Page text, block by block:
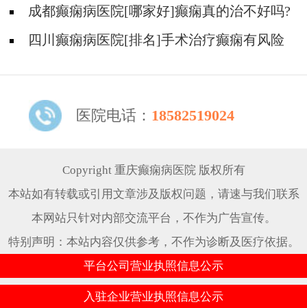
问题?成都癫痫病医院[哪家好]癫痫真的治不好吗?
四川癫痫病医院[排名]手术治疗癫痫有风险
医院电话： 18582519024
Copyright 重庆癫痫病医院 版权所有
本站如有转载或引用文章涉及版权问题，请速与我们联系
本网站只针对内部交流平台，不作为广告宣传。
特别声明：本站内容仅供参考，不作为诊断及医疗依据。
平台公司营业执照信息公示
入驻企业营业执照信息公示